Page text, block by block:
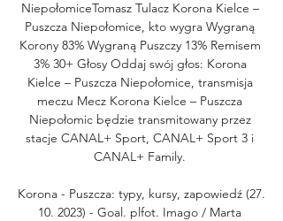
NiepołomiceTomasz Tulacz Korona Kielce –
Puszcza Niepołomice, kto wygra Wygraną
Korony 83% Wygraną Puszczy 13% Remisem
3% 30+ Głosy Oddaj swój głos: Korona
Kielce – Puszcza Niepołomice, transmisja
meczu Mecz Korona Kielce – Puszcza
Niepołomic będzie transmitowany przez
stacje CANAL+ Sport, CANAL+ Sport 3 i
CANAL+ Family.
Korona - Puszcza: typy, kursy, zapowiedź (27.
10. 2023) - Goal. plfot. Imago / Marta